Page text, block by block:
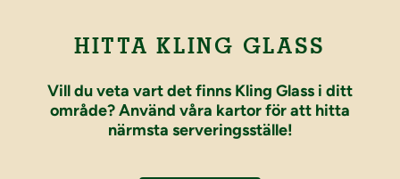
HITTA KLING GLASS
Vill du veta vart det finns Kling Glass i ditt
område? Använd våra kartor för att hitta
närmsta serveringsställe!